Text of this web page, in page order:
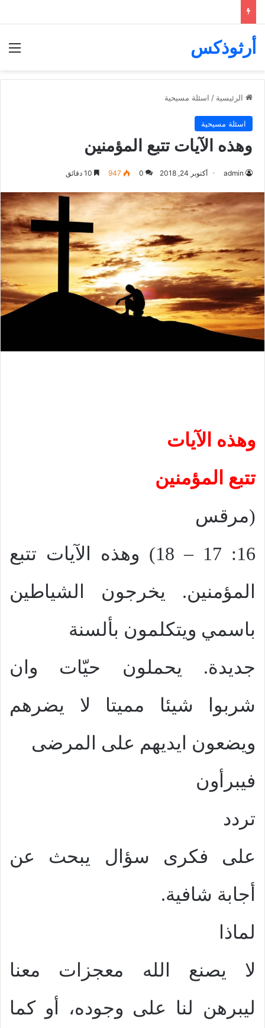
أرثوذكس
الرئيسية / اسئلة مسيحية
اسئلة مسيحية
وهذه الآيات تتبع المؤمنين
admin أكتوبر 24, 2018 0
947
وهذه الآيات
تتبع المؤمنين
(مرقس
16: 17 – 18) وهذه الآيات تتبع
المؤمنين. يخرجون الشياطين
باسمي ويتكلمون بألسنة
جديدة. يحملون حيّات وان
شربوا شيئا مميتا لا يضرهم
ويضعون ايديهم على المرضى
فيبرأون
تردد
على فكرى سؤال يبحث عن
أجابة شافية.
لماذا
لا يصنع الله معجزات معنا
ليبرهن لنا على وجوده، أو كما